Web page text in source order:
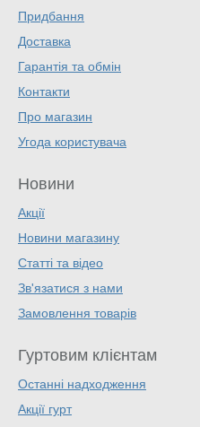
Придбання
Доставка
Гарантія та обмін
Контакти
Про магазин
Угода користувача
Новини
Акції
Новини магазину
Статті та відео
Зв'язатися з нами
Замовлення товарів
Гуртовим клієнтам
Останні надходження
Акції гурт